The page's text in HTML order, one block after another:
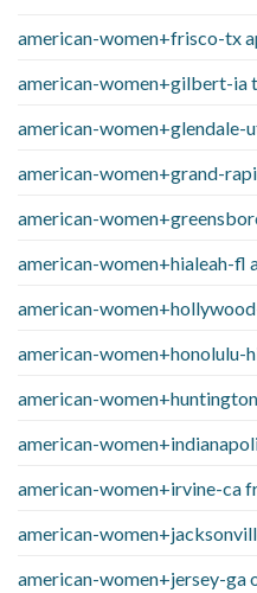
american-women+frisco-tx
american-women+gilbert-ia
american-women+glendale-
american-women+grand-
american-
american-women+hialeah-fl
american-
american-women+honolulu-
american-
american-
american-women+irvine-ca
american-
american-women+jersey-ga